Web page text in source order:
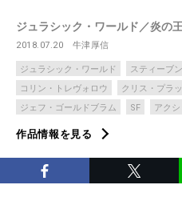
ジュラシック・ワールド／炎の
2018.07.20 牛津厚信
ジュラシック・ワールド スティーブ
コリン・トレヴォロウ
クリス・プラ
ジェフ・ゴールドブラム
SF アクシ
作品情報を見る